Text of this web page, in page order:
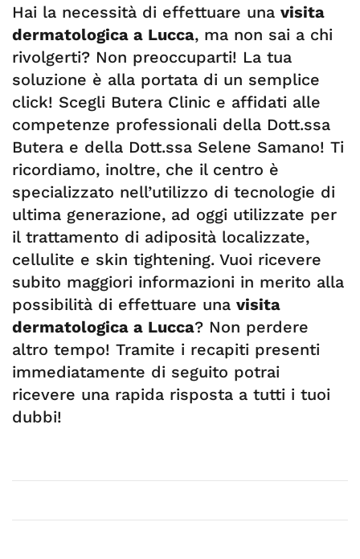
Hai la necessità di effettuare una visita
dermatologica a Lucca, ma non sai a chi
rivolgerti? Non preoccuparti! La tua
soluzione è alla portata di un semplice
click! Scegli Butera Clinic e affidati alle
competenze professionali della Dott.ssa
Butera e della Dott.ssa Selene Samano! Ti
ricordiamo, inoltre, che il centro è
specializzato nell’utilizzo di tecnologie di
ultima generazione, ad oggi utilizzate per
il trattamento di adiposità localizzate,
cellulite e skin tightening. Vuoi ricevere
subito maggiori informazioni in merito alla
possibilità di effettuare una visita
dermatologica a Lucca? Non perdere
altro tempo! Tramite i recapiti presenti
immediatamente di seguito potrai
ricevere una rapida risposta a tutti i tuoi
dubbi!